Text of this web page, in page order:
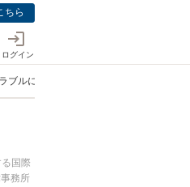
ちら
ログイン
ブルに強い弁護士
国際
務所